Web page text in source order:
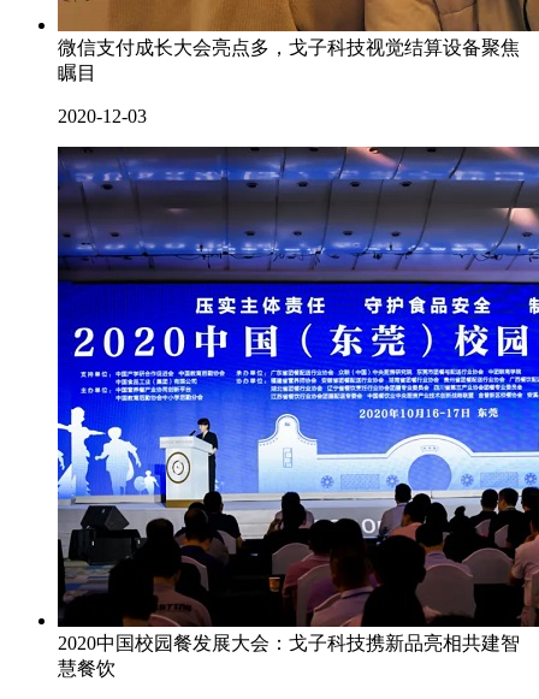
微信支付成长大会亮点多，戈子科技视觉结算设备聚焦
瞩目
2020-12-03
2020中国校园餐发展大会：戈子科技携新品亮相共建智
慧餐饮